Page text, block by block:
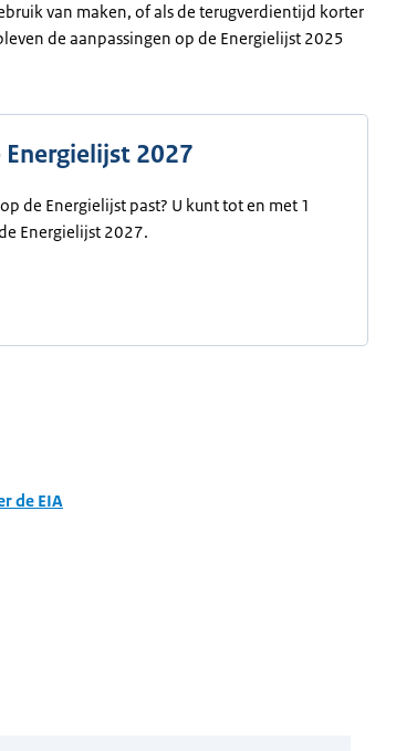
van maken, of als de terugverdientijd korter
de aanpassingen op de Energielijst 2025
2027
de Energielijst past? U kunt tot en met 1
Energielijst 2027.
de EIA